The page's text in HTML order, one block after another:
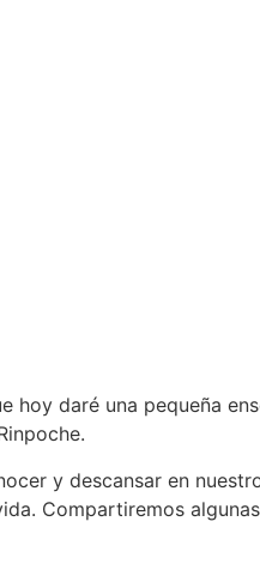
hoy daré una pequeña
y descansar en
Compartiremos